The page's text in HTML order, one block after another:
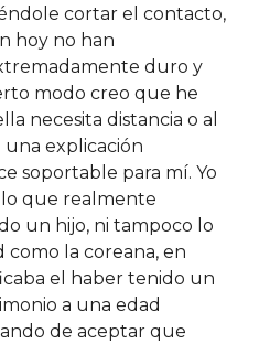
cortar el contacto,
hoy no han
duro y
modo creo que he
necesita distancia o al
explicación
soportable para mí. Yo
que realmente
un hijo, ni tampoco lo
como la coreana, en
el haber tenido un
a una edad
de aceptar que